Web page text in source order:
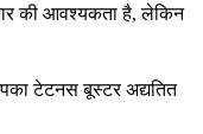
की आवश्यकता है, लेकिन
टेटनस बूस्टर अद्यतित